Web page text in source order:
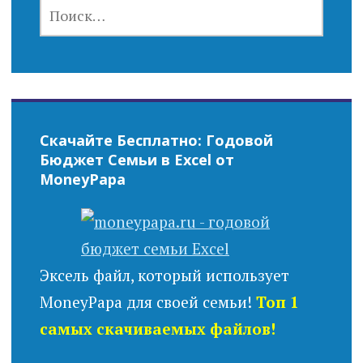
Скачайте Бесплатно: Годовой
Бюджет Семьи в Excel от
MoneyPapa
Эксель файл, который использует
MoneyPapa для своей семьи! Топ 1
самых скачиваемых файлов!